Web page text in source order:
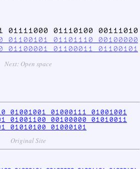
01111000 01110100 00111010
01100101 01101110 00100000
01100001 01100011 01100101
Next: Open space
01001001 01000111 01001001
01001100 00100000 01010011
01010100 01000101
Original Site